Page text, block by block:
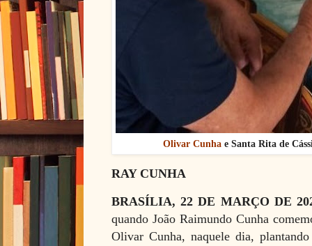
Olivar Cunha e Santa Rita de
RAY CUNHA
BRASÍLIA, 22 DE MARÇO DE
quando João Raimundo Cunha
Olivar Cunha, naquele dia,